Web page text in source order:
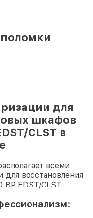
для
шкафов
CLST в
всеми
восстановления
EDST/CLST.